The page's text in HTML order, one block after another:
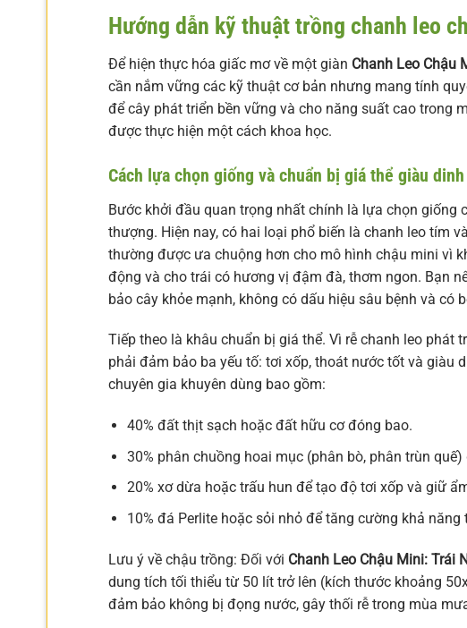
Hướng dẫn kỹ thuật trồng chanh leo
Để hiện thực hóa giấc mơ về một giàn Chanh Leo Chậu
cần nắm vững các kỹ thuật cơ bản nhưng mang tính
để cây phát triển bền vững và cho năng suất cao trong
được thực hiện một cách khoa học.
Cách lựa chọn giống và chuẩn bị giá thể giàu
Bước khởi đầu quan trọng nhất chính là lựa chọn giống
thượng. Hiện nay, có hai loại phổ biến là chanh leo tím
thường được ưa chuộng hơn cho mô hình chậu mini vì
động và cho trái có hương vị đậm đà, thơm ngon. Bạn
bảo cây khỏe mạnh, không có dấu hiệu sâu bệnh và có
Tiếp theo là khâu chuẩn bị giá thể. Vì rễ chanh leo phát
phải đảm bảo ba yếu tố: tơi xốp, thoát nước tốt và
chuyên gia khuyên dùng bao gồm:
40% đất thịt sạch hoặc đất hữu cơ đóng bao.
30% phân chuồng hoai mục (phân bò, phân trùn
20% xơ dừa hoặc trấu hun để tạo độ tơi xốp và giữ
10% đá Perlite hoặc sỏi nhỏ để tăng cường khả
Lưu ý về chậu trồng: Đối với Chanh Leo Chậu Mini: Trái
dung tích tối thiểu từ 50 lít trở lên (kích thước khoảng
đảm bảo không bị đọng nước, gây thối rễ trong mùa